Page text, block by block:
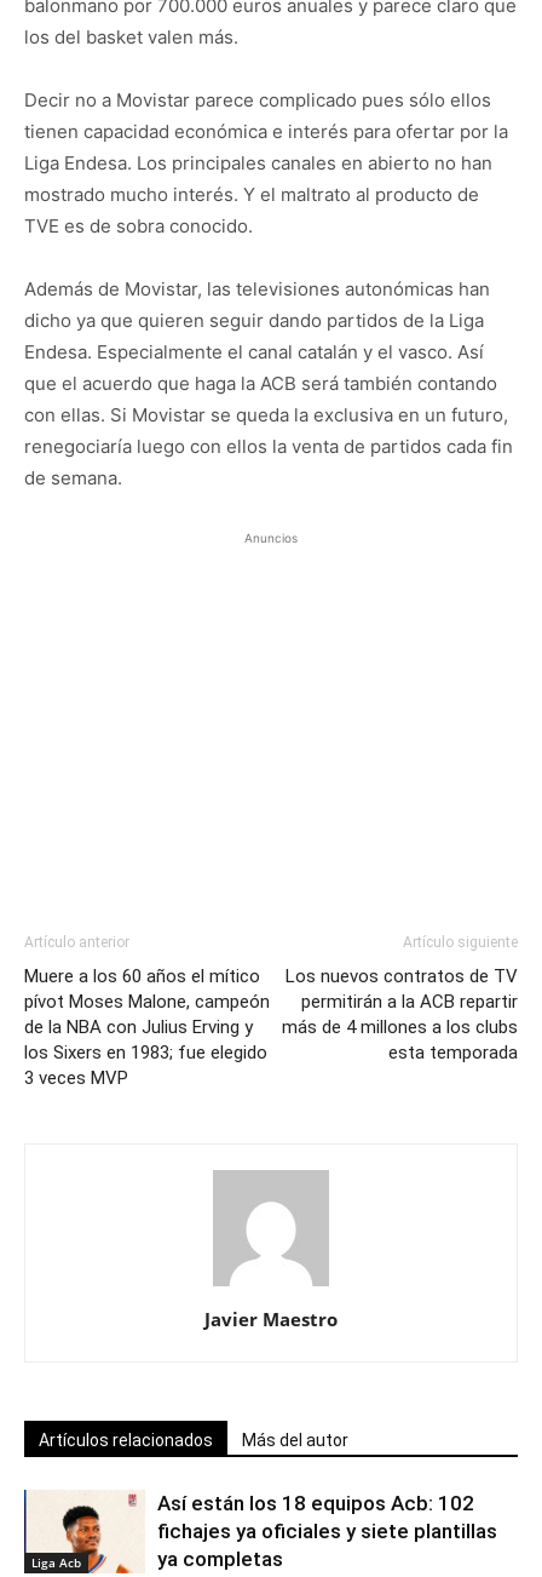
balonmano por 700.000 euros anuales y parece claro que
los del basket valen más.
Decir no a Movistar parece complicado pues sólo ellos
tienen capacidad económica e interés para ofertar por la
Liga Endesa. Los principales canales en abierto no han
mostrado mucho interés. Y el maltrato al producto de
TVE es de sobra conocido.
Además de Movistar, las televisiones autonómicas han
dicho ya que quieren seguir dando partidos de la Liga
Endesa. Especialmente el canal catalán y el vasco. Así
que el acuerdo que haga la ACB será también contando
con ellas. Si Movistar se queda la exclusiva en un futuro,
renegociaría luego con ellos la venta de partidos cada fin
de semana.
Anuncios
Artículo anterior
Muere a los 60 años el mítico
pívot Moses Malone, campeón
de la NBA con Julius Erving y
los Sixers en 1983; fue elegido
3 veces MVP
Artículo siguiente
Los nuevos contratos de TV
permitirán a la ACB repartir
más de 4 millones a los clubs
esta temporada
Javier Maestro
Artículos relacionados Más del autor
Liga Acb
Así están los 18 equipos Acb: 102
fichajes ya oficiales y siete plantillas
ya completas